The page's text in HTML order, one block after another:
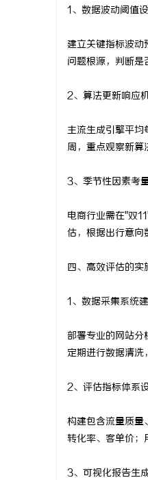
1、数据波动阈值
建立关键指标波
问题根源，判断是
2、算法更新响应
主流生成引擎平均
周，重点观察新算
3、季节性因素考
电商行业需在"双
估，根据出行意向
四、高效评估的实
1、数据采集系统
部署专业的网站分
定期进行数据清洗
2、评估指标体系
构建包含流量质量
转化率、客单价；
3、可视化报告生